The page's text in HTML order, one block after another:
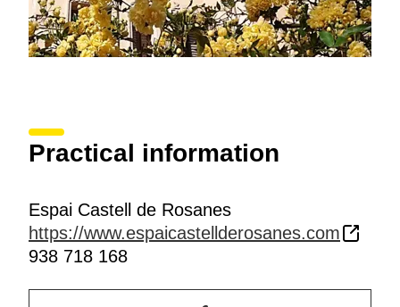
Practical information
Espai Castell de Rosanes
https://www.espaicastellderosanes.com
938 718 168